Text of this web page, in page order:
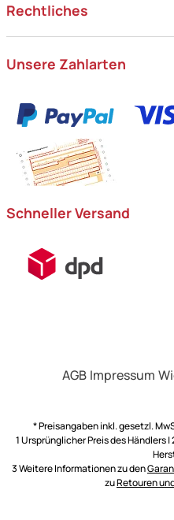
Rechtliches
Unsere Zahlarten
Schneller Versand
AGB Impressum
* Preisangaben inkl. gesetzl.
1 Ursprünglicher Preis des Händlers
3 Weitere Informationen zu den
zuRetouren